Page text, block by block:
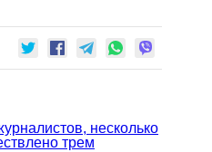
ПОЛИТИКОВ